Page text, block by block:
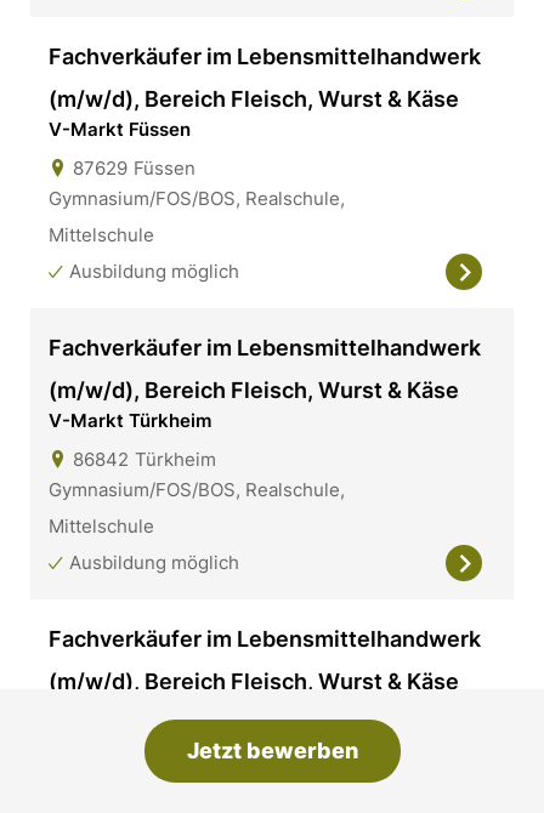
Jetzt bewerben
Fachverkäufer im Lebensmittelhandwerk
(m/w/d), Bereich Fleisch, Wurst & Käse
V-Markt Füssen
87629 Füssen
Gymnasium/FOS/BOS, Realschule,
Mittelschule
Ausbildung möglich
Fachverkäufer im Lebensmittelhandwerk
(m/w/d), Bereich Fleisch, Wurst & Käse
V-Markt Türkheim
86842 Türkheim
Gymnasium/FOS/BOS, Realschule,
Mittelschule
Ausbildung möglich
Fachverkäufer im Lebensmittelhandwerk
(m/w/d), Bereich Fleisch, Wurst & Käse
Buchloe
Gymnasium/FOS/BOS, Realschule,